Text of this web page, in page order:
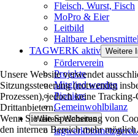
Fleisch, Wurst, Fisch
MoPro & Eier
Leitbild
Haltbare
TAGWERK aktiv Weitere
Förderverein
Projekte
Mitglied werden
Pioniere
Gemeinwohlbilanz
Weitere Websites
Unsere Website verwendet
Sitzungssteuerung (notwendig
Prozessen), jedoch keine
Drittanbietern.
Wenn Sie die Speicherung von
den internen Bereich mehr möglich.